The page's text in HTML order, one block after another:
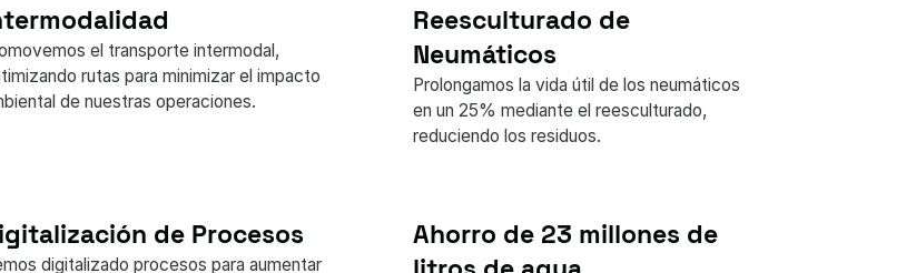
el transporte intermodal,
rutas para minimizar el impacto
de nuestras operaciones.
Reesculturado de
Neumáticos
Prolongamos la vida útil de los neumáticos
en un 25% mediante el reesculturado,
reduciendo los residuos.
de Procesos
digitalizado procesos para aumentar
Ahorro de 23 millones de